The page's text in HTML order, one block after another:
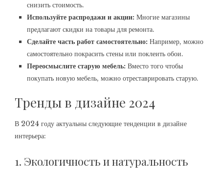
снизить стоимость.
Используйте распродажи и акции: Многие магазины
предлагают скидки на товары для ремонта.
Сделайте часть работ самостоятельно: Например, можно
самостоятельно покрасить стены или поклеить обои.
Переосмыслите старую мебель: Вместо того чтобы
покупать новую мебель, можно отреставрировать старую.
Тренды в дизайне 2024
В 2024 году актуальны следующие тенденции в дизайне
интерьера:
1. Экологичность и натуральность